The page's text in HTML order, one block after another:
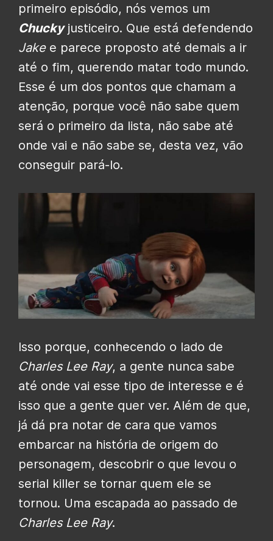
primeiro episódio, nós vemos um
Chuckyjusticeiro. Que está defendendo
Jakee parece proposto até demais a ir
até o fim, querendo matar todo mundo.
Esse é um dos pontos que chamam a
atenção, porque você não sabe quem
será o primeiro da lista, não sabe até
onde vai e não sabe se, desta vez, vão
conseguir pará-lo.
Isso porque, conhecendo o lado de
Charles Lee Ray, a gente nunca sabe
até onde vai esse tipo de interesse e é
isso que a gente quer ver. Além de que,
já dá pra notar de cara que vamos
embarcar na história de origem do
personagem, descobrir o que levou o
serial killer se tornar quem ele se
tornou. Uma escapada ao passado de
Charles Lee Ray.